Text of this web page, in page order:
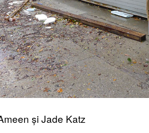
și Jade Katz